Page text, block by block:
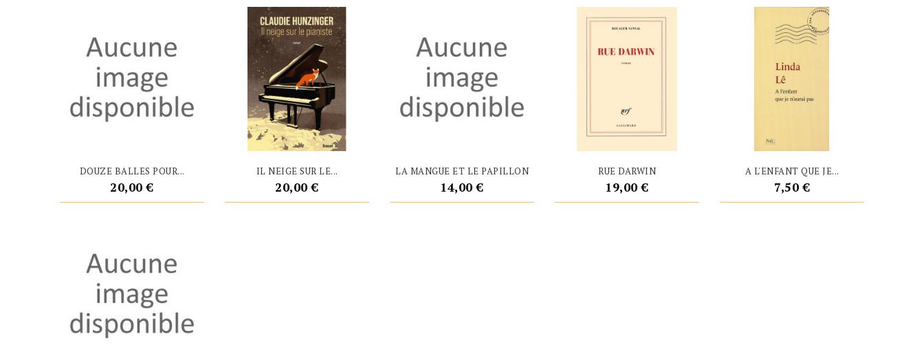
DOUZE BALLES POUR...
Prix
20,00 €
IL NEIGE SUR LE...
Prix
20,00 €
LA MANGUE ET LE PAPILLON
Prix
14,00 €
RUE DARWIN
Prix
19,00 €
A L'ENFANT QUE JE...
Prix
7,50 €